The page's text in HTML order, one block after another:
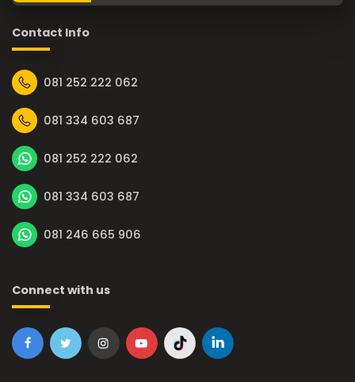
Contact Info
081 252 222 062
081 334 603 687
081 252 222 062
081 334 603 687
081 246 665 906
Connect with us